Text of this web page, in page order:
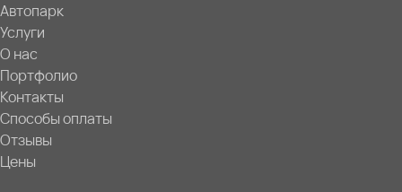
Автопарк
Услуги
О нас
Портфолио
Контакты
Способы оплаты
Отзывы
Цены